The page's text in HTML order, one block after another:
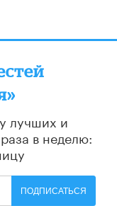
лучших и
в неделю:
ПОДПИСАТЬСЯ